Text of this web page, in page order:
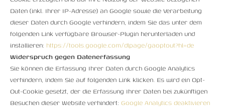
Daten (inkl. Ihrer IP-Adresse) an Google sowie die Verarbeitung
dieser Daten durch Google verhindern, indem Sie das unter dem
folgenden Link verfügbare Browser-Plugin herunterladen und
installieren: https://tools.google.com/dlpage/gaoptout?hl=de
Widerspruch gegen Datenerfassung
Sie können die Erfassung Ihrer Daten durch Google Analytics
verhindern, indem Sie auf folgenden Link klicken. Es wird ein Opt-
Out-Cookie gesetzt, der die Erfassung Ihrer Daten bei zukünftigen
Besuchen dieser Website verhindert: Google Analytics deaktivieren